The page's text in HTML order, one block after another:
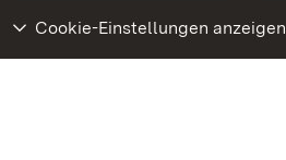
Cookie-Einstellungen anzeigen
Weiteres